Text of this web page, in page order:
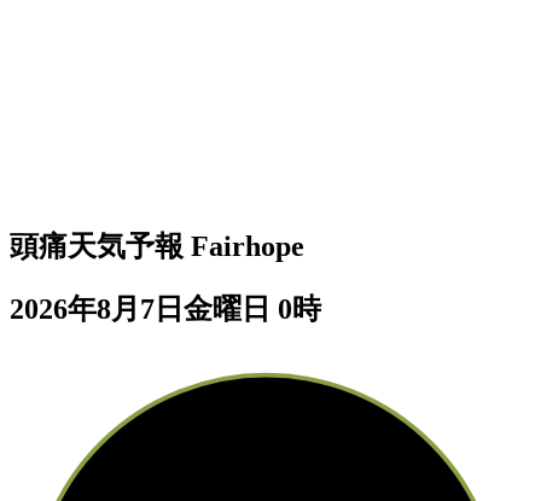
頭痛天気予報 Fairhope
2026年8月7日金曜日 0時